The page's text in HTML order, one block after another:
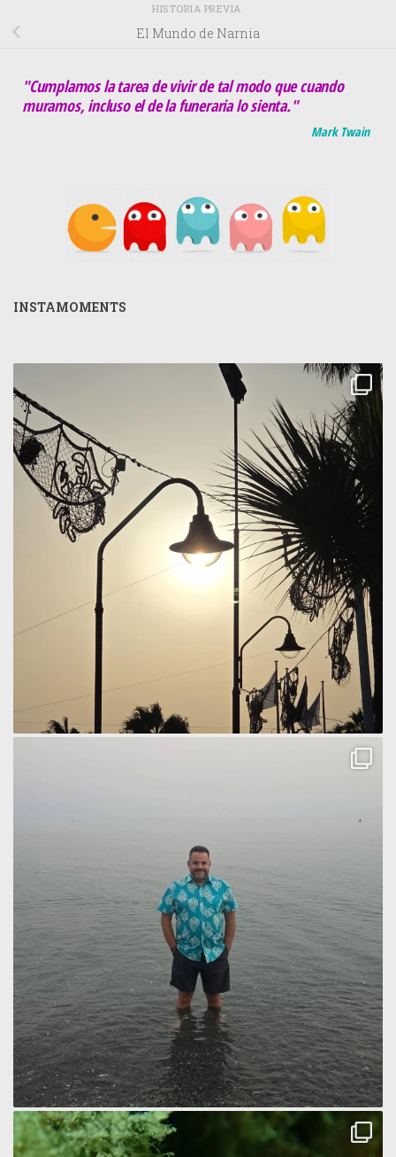
HISTORIA PREVIA
El Mundo de Narnia
"Cumplamos la tarea de vivir de tal modo que cuando
muramos, incluso el de la funeraria lo sienta."
Mark Twain
INSTAMOMENTS